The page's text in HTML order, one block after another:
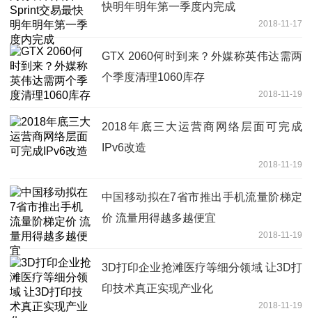
快明年明年第一季度内完成
2018-11-17
GTX 2060何时到来？外媒称英伟达需两
个季度清理1060库存
2018-11-19
2018年底三大运营商网络层面可完成
IPv6改造
2018-11-19
中国移动拟在7省市推出手机流量阶梯定
价 流量用得越多越便宜
2018-11-19
3D打印企业抢滩医疗等细分领域 让3D打
印技术真正实现产业化
2018-11-19